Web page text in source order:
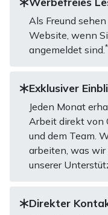
Als Freund
Website, wenn
angemeldet sind.*
Exklusiver
Jeden Monat
Arbeit direkt von
und dem Team.
arbeiten, was wir
unserer
Direkter